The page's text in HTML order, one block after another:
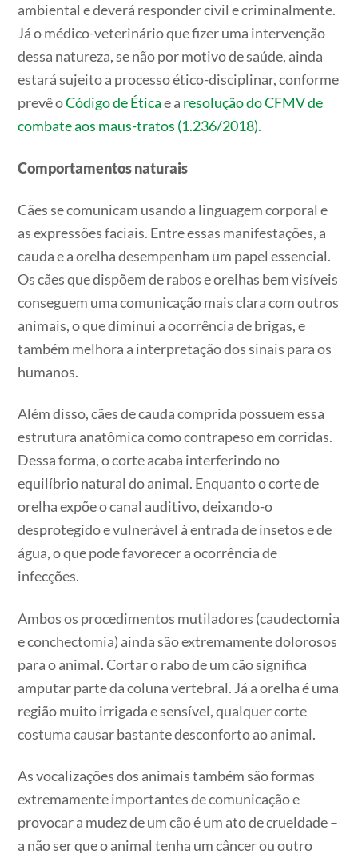
ambiental e deverá responder civil e criminalmente.
Já o médico-veterinário que fizer uma intervenção
dessa natureza, se não por motivo de saúde, ainda
estará sujeito a processo ético-disciplinar, conforme
prevê oCódigo de Éticae a resolução do CFMV de
combate aos maus-tratos (1.236/2018).
Comportamentos naturais
Cães se comunicam usando a linguagem corporal e
as expressões faciais. Entre essas manifestações, a
cauda e a orelha desempenham um papel essencial.
Os cães que dispõem de rabos e orelhas bem visíveis
conseguem uma comunicação mais clara com outros
animais, o que diminui a ocorrência de brigas, e
também melhora a interpretação dos sinais para os
humanos.
Além disso, cães de cauda comprida possuem essa
estrutura anatômica como contrapeso em corridas.
Dessa forma, o corte acaba interferindo no
equilíbrio natural do animal. Enquanto o corte de
orelha expõe o canal auditivo, deixando-o
desprotegido e vulnerável à entrada de insetos e de
água, o que pode favorecer a ocorrência de
infecções.
Ambos os procedimentos mutiladores (caudectomia
e conchectomia) ainda são extremamente dolorosos
para o animal. Cortar o rabo de um cão significa
amputar parte da coluna vertebral. Já a orelha é uma
região muito irrigada e sensível, qualquer corte
costuma causar bastante desconforto ao animal.
As vocalizações dos animais também são formas
extremamente importantes de comunicação e
provocar a mudez de um cão é um ato de crueldade –
a não ser que o animal tenha um câncer ou outro